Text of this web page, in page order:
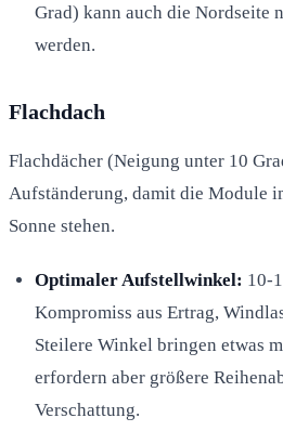
Grad) kann auch die Nordseite
werden.
Flachdach
Flachdächer (Neigung unter 10
Aufständerung, damit die Module
Sonne stehen.
Optimaler Aufstellwinkel: 10-
Kompromiss aus Ertrag,
Steilere Winkel bringen etwas
erfordern aber größere
Verschattung.